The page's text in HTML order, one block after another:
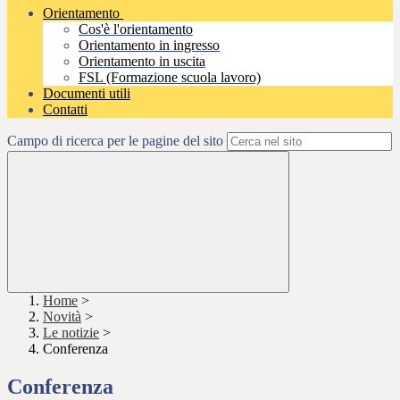
Orientamento
Cos'è l'orientamento
Orientamento in ingresso
Orientamento in uscita
FSL (Formazione scuola lavoro)
Documenti utili
Contatti
Campo di ricerca per le pagine del sito
Home >
Novità >
Le notizie >
Conferenza
Conferenza